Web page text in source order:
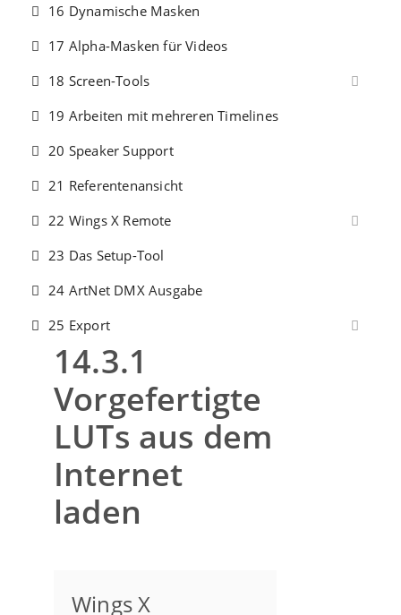
16 Dynamische Masken
17 Alpha-Masken für Videos
18 Screen-Tools
19 Arbeiten mit mehreren Timelines
20 Speaker Support
21 Referentenansicht
22 Wings X Remote
23 Das Setup-Tool
24 ArtNet DMX Ausgabe
25 Export
14.3.1
Vorgefertigte
LUTs aus dem
Internet
laden
Wings X